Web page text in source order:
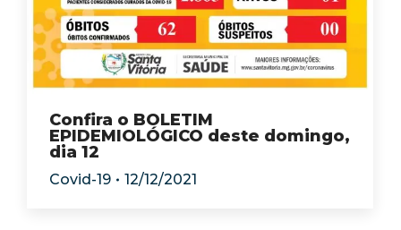
Confira o BOLETIM
EPIDEMIOLÓGICO deste domingo,
dia 12
Covid-19 12/12/2021